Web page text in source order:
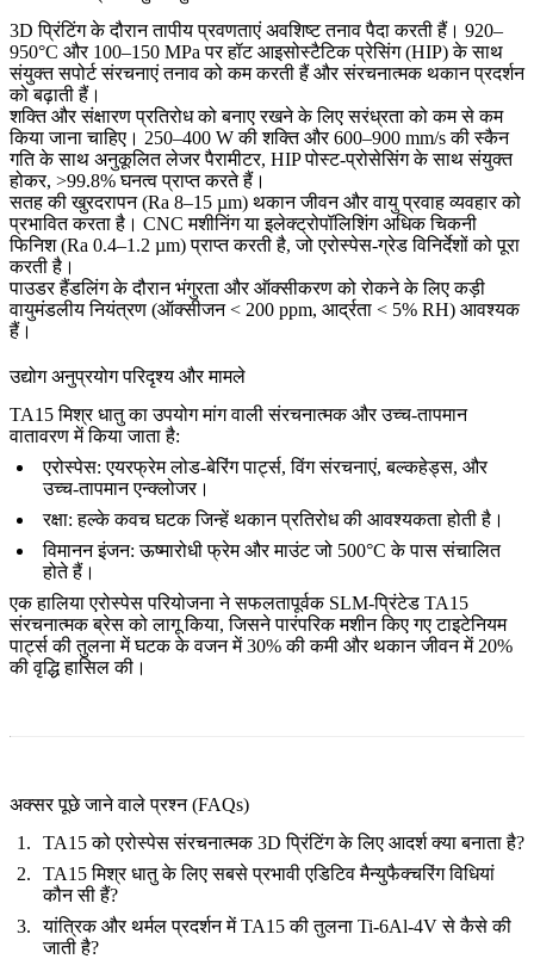
3D प्रिंटिंग के दौरान तापीय प्रवणताएं अवशिष्ट तनाव पैदा करती हैं। 920–
950°C और 100–150 MPa परहॉट आइसोस्टैटिक प्रेसिंग (HIP)के साथ
संयुक्तसपोर्ट संरचनाएंतनाव को कम करती हैं और संरचनात्मक थकान प्रदर्शन
को बढ़ाती हैं।
शक्ति और संक्षारण प्रतिरोध को बनाए रखने के लिए सरंध्रता को कम से कम
किया जाना चाहिए। 250–400 W की शक्ति और 600–900 mm/s की स्कैन
गति के साथ अनुकूलित लेजर पैरामीटर, HIP पोस्ट-प्रोसेसिंग के साथ संयुक्त
होकर, >99.8% घनत्व प्राप्त करते हैं।
सतह की खुरदरापन (Ra 8–15 µm) थकान जीवन और वायु प्रवाह व्यवहार को
प्रभावित करता है। CNC मशीनिंगयाइलेक्ट्रोपॉलिशिंगअधिक चिकनी
फिनिश (Ra 0.4–1.2 µm) प्राप्त करती है, जो एरोस्पेस-ग्रेड विनिर्देशों को पूरा
करती है।
पाउडर हैंडलिंग के दौरान भंगुरता और ऑक्सीकरण को रोकने के लिए कड़ी
वायुमंडलीय नियंत्रण (ऑक्सीजन < 200 ppm, आर्द्रता < 5% RH) आवश्यक
हैं।
उद्योग अनुप्रयोग परिदृश्य और मामले
TA15 मिश्र धातु का उपयोग मांग वाली संरचनात्मक और उच्च-तापमान
वातावरण में किया जाता है:
एरोस्पेस: एयरफ्रेम लोड-बेरिंग पार्ट्स, विंग संरचनाएं, बल्कहेड्स, और
उच्च-तापमान एन्क्लोजर।
रक्षा: हल्के कवच घटक जिन्हें थकान प्रतिरोध की आवश्यकता होती है।
विमानन इंजन: ऊष्मारोधी फ्रेम और माउंट जो 500°C के पास संचालित
होते हैं।
एक हालिया एरोस्पेस परियोजना ने सफलतापूर्वक SLM-प्रिंटेड TA15
संरचनात्मक ब्रेस को लागू किया, जिसने पारंपरिक मशीन किए गए टाइटेनियम
पार्ट्स की तुलना में घटक के वजन में 30% की कमी और थकान जीवन में 20%
की वृद्धि हासिल की।
अक्सर पूछे जाने वाले प्रश्न (FAQs)
TA15 को एरोस्पेस संरचनात्मक 3D प्रिंटिंग के लिए आदर्श क्या बनाता है?
TA15 मिश्र धातु के लिए सबसे प्रभावी एडिटिव मैन्युफैक्चरिंग विधियां
कौन सी हैं?
यांत्रिक और थर्मल प्रदर्शन में TA15 की तुलना Ti-6Al-4V से कैसे की
जाती है?